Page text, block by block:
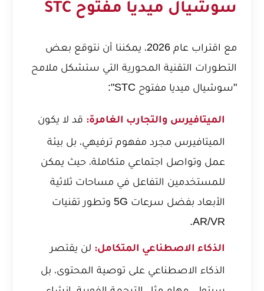
سوشيال ميديا مفتوح STC
مع اقتراب عام 2026، يمكننا أن نتوقع بعض
التطورات التقنية المحورية التي ستشكل ملامح
"سوشيال ميديا مفتوح STC":
الميتافيرس والتجارب الغامرة: قد لا يكون
الميتافيرس مجرد مفهوم ترفيهي، بل بيئة
عمل وتواصل اجتماعي متكاملة، حيث يمكن
للمستخدمين التفاعل في مساحات ثلاثية
الأبعاد بفضل سرعات 5G وتطور تقنيات
AR/VR.
الذكاء الاصطناعي المتكامل: لن يقتصر
الذكاء الاصطناعي على توصية المحتوى، بل